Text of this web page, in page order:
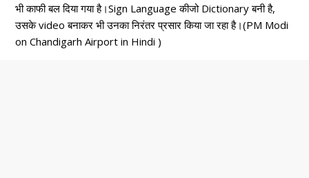
भी काफी बल दिया गया है।Sign Language कीजो Dictionary बनी है,
उसके video बनाकर भी उनका निरंतर प्रसार किया जा रहा है।(PM Modi
on Chandigarh Airport in Hindi )